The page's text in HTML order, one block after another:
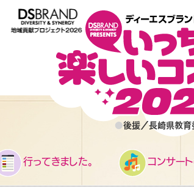
●後援／長崎県教育
行ってきました。 コンサート